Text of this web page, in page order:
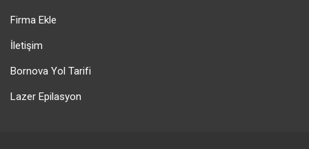
Firma Ekle
İletişim
Bornova Yol Tarifi
Lazer Epilasyon